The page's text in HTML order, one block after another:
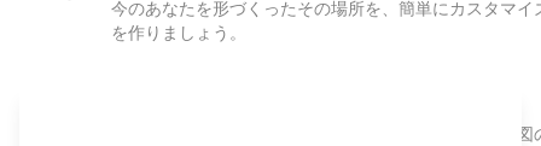
今のあなたを形づくったその場所を、簡単にカスタマ
を作りましょう。
高品質なオーダープリントのパーソナライズされた地